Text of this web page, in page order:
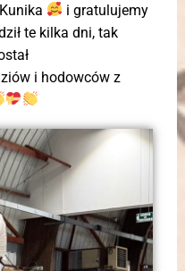
i gratulujemy
te kilka dni, tak
i hodowców z